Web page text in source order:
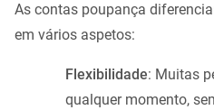
As contas poupança
em vários aspetos:
Flexibilidade: Muitas
qualquer momento,